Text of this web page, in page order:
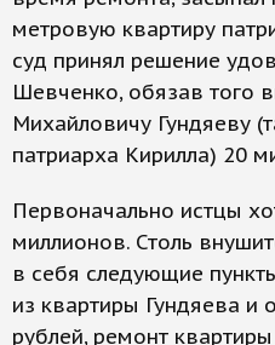
метровую квартиру
суд принял решение
Шевченко, обязав того
Михайловичу Гундяеву
патриарха Кирилла) 20
Первоначально истцы
миллионов. Столь
в себя следующие
из квартиры Гундяева и
рублей, ремонт